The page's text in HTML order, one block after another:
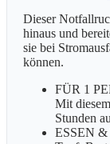
Dieser
hinaus und
sie bei
können.
FÜR 1
Mit
Stunden
ESSEN &